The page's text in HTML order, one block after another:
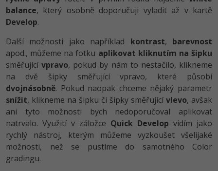
balance, který osobně doporučuji vyladit až v kartě
Develop.
Další možnosti jako například kontrast, barevnost
apod., můžeme na fotku aplikovat kliknutím na šipku
směřujícívpravo, pokud by nám to nestačilo, klikneme
na dvě šipky směřující vpravo, které působí
dvojnásobně. Pokud naopak chceme nějaký parametr
snížit, klikneme na šipku či šipky směřujícívlevo, avšak
ani tyto možnosti bych nedoporučoval aplikovat
natrvalo. Využití v záložce Quick Develop vidím jako
rychlý nástroj, kterým můžeme vyzkoušet všelijaké
možnosti, než se pustíme do samotného Color
gradingu.